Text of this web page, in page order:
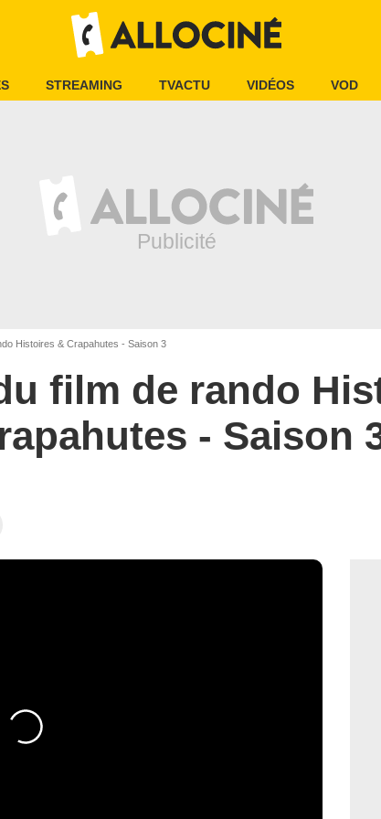
STREAMING TVACTU VIDÉOS VOD
Histoires & Crapahutes - Saison 3
film de rando
- Saison